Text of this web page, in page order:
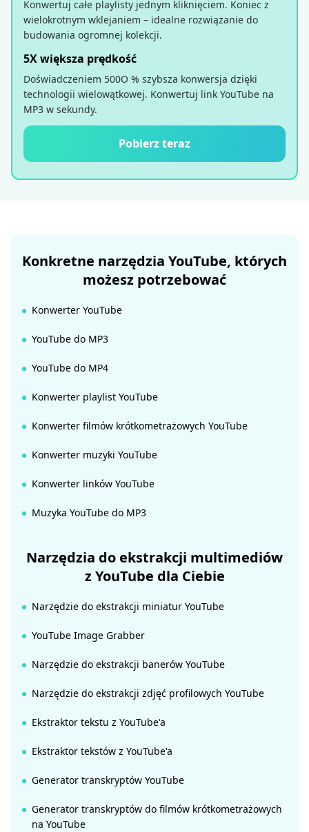
Konwertuj całe playlisty jednym kliknięciem. Koniec z
wielokrotnym wklejaniem – idealne rozwiązanie do
budowania ogromnej kolekcji.
5X większa prędkość
Doświadczeniem 500O % szybsza konwersja dzięki
technologii wielowątkowej. Konwertuj link YouTube na
MP3 w sekundy.
Pobierz teraz
Konkretne narzędzia YouTube, których
możesz potrzebować
Konwerter YouTube
YouTube do MP3
YouTube do MP4
Konwerter playlist YouTube
Konwerter filmów krótkometrażowych YouTube
Konwerter muzyki YouTube
Konwerter linków YouTube
Muzyka YouTube do MP3
Narzędzia do ekstrakcji multimediów
z YouTube dla Ciebie
Narzędzie do ekstrakcji miniatur YouTube
YouTube Image Grabber
Narzędzie do ekstrakcji banerów YouTube
Narzędzie do ekstrakcji zdjęć profilowych YouTube
Ekstraktor tekstu z YouTube'a
Ekstraktor tekstów z YouTube'a
Generator transkryptów YouTube
Generator transkryptów do filmów krótkometrażowych
na YouTube